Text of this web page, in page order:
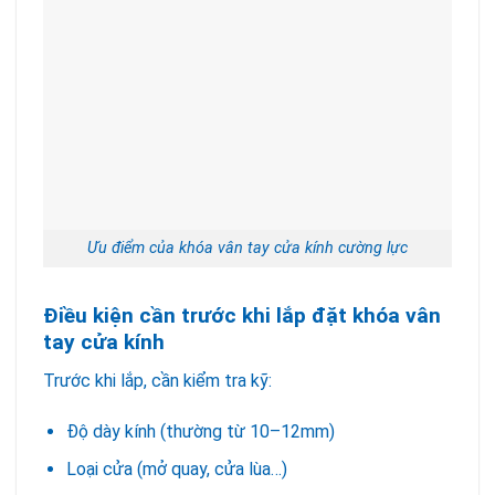
Ưu điểm của khóa vân tay cửa kính cường lực
Điều kiện cần trước khi lắp đặt khóa vân
tay cửa kính
Trước khi lắp, cần kiểm tra kỹ:
Độ dày kính (thường từ 10–12mm)
Loại cửa (mở quay, cửa lùa…)